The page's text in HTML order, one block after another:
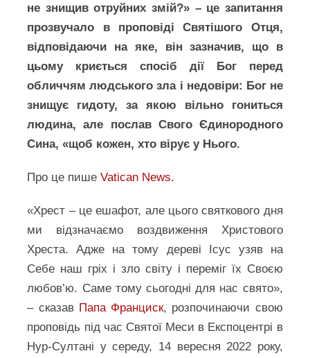
не знищив отруйних змій?» – це запитання
прозвучало в проповіді Святішого Отця,
відповідаючи на яке, він зазначив, що в
цьому криється спосіб дії Бог перед
обличчям людського зла і недовіри: Бог не
знищує гидоту, за якою вільно гониться
людина, але послав Свого Єдинородного
Сина, «щоб кожен, хто вірує у Нього.
Про це пишеVatican News.
«Хрест – це ешафот, але цього святкового дня
ми відзначаємо воздвиження Христового
Хреста. Адже на тому дереві Ісус узяв на
Себе наш гріх і зло світу і переміг їх Своєю
любов’ю. Саме тому сьогодні для нас свято»,
– сказав Папа Франциск, розпочинаючи свою
проповідь під час Святої Меси в Експоцентрі в
Нур-Султані у середу, 14 вересня 2022 року,